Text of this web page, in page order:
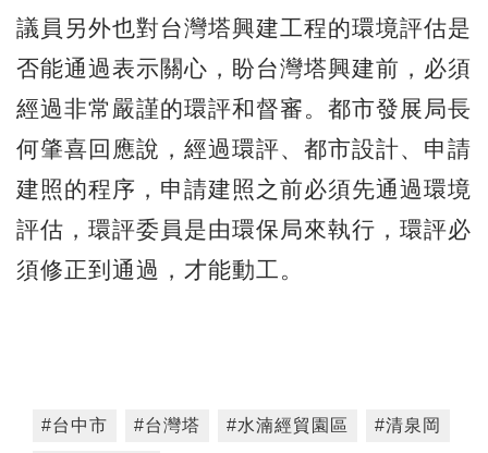
議員另外也對台灣塔興建工程的環境評估是
否能通過表示關心，盼台灣塔興建前，必須
經過非常嚴謹的環評和督審。都市發展局長
何肇喜回應說，經過環評、都市設計、申請
建照的程序，申請建照之前必須先通過環境
評估，環評委員是由環保局來執行，環評必
須修正到通過，才能動工。
#台中市 #台灣塔 #水湳經貿園區 #清泉岡